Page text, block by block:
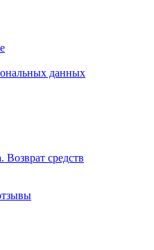
данных
Возврат средств